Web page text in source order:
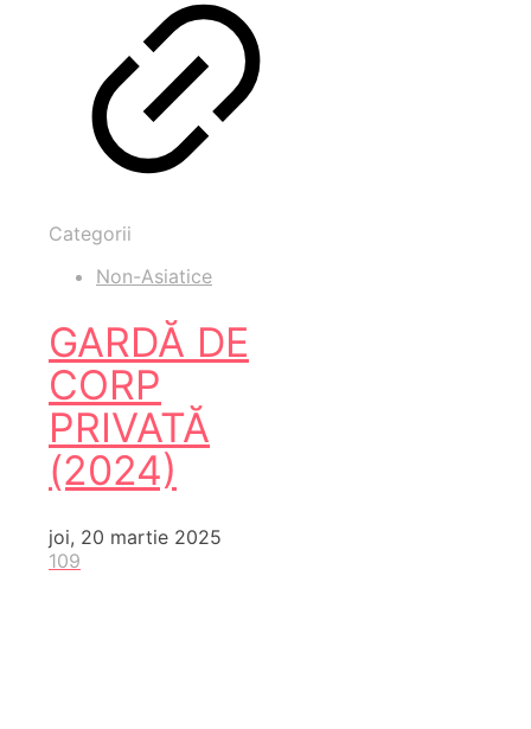
Categorii
Non-Asiatice
GARDĂ DE
CORP
PRIVATĂ
(2024)
joi, 20 martie 2025
109